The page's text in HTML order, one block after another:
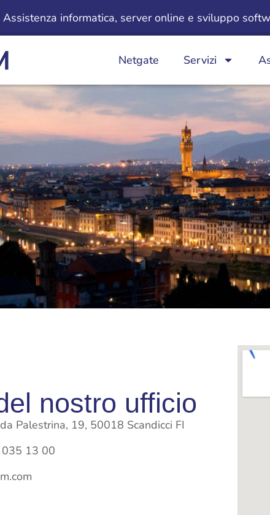
informatica, server online e sviluppo
Netgate Servizi
nostro ufficio
Palestrina, 19, 50018 Scandicci FI
13 00